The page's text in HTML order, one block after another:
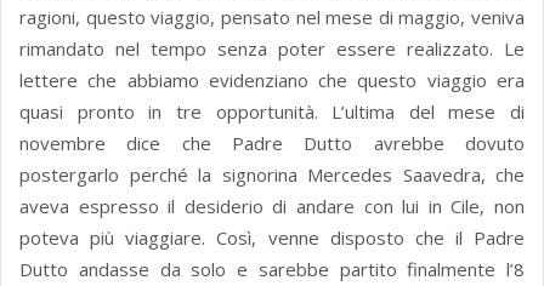
ragioni, questo viaggio, pensato nel mese di maggio, veniva
rimandato nel tempo senza poter essere realizzato. Le
lettere che abbiamo evidenziano che questo viaggio era
quasi pronto in tre opportunità. L’ultima del mese di
novembre dice che Padre Dutto avrebbe dovuto
postergarlo perché la signorina Mercedes Saavedra, che
aveva espresso il desiderio di andare con lui in Cile, non
poteva più viaggiare. Così, venne disposto che il Padre
Dutto andasse da solo e sarebbe partito finalmente l’8